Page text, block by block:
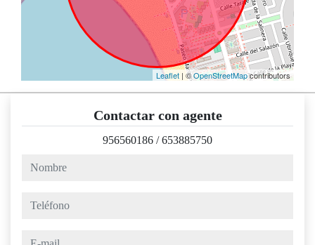
Leaflet | ©OpenStreetMapcontributors
Contactar con agente
956560186 /653885750
nombre
teléfono
e-mail